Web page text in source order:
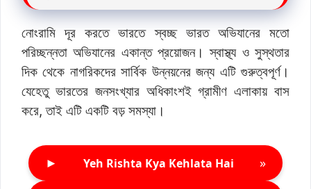
নোংরামি দূর করতে ভারতে স্বচ্ছ ভারত অভিযানের মতো
পরিচ্ছন্নতা অভিযানের একান্ত প্রয়োজন। স্বাস্থ্য ও সুস্থতার
দিক থেকে নাগরিকদের সার্বিক উন্নয়নের জন্য এটি গুরুত্বপূর্ণ।
যেহেতু ভারতের জনসংখ্যার অধিকাংশই গ্রামীণ এলাকায় বাস
করে, তাই এটি একটি বড় সমস্যা।
► Yeh Rishta Kya Kehlata Hai »